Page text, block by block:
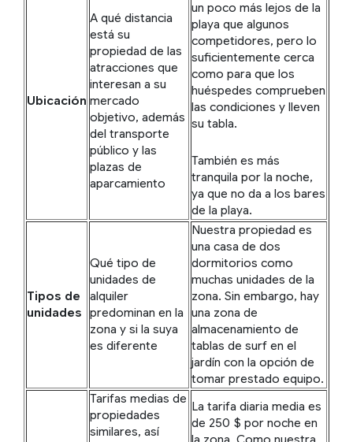
Ubicación
A qué distancia
está su
propiedad de las
atracciones que
interesan a su
mercado
objetivo, además
del transporte
público y las
plazas de
aparcamiento
un poco más lejos de la
playa que algunos
competidores, pero lo
suficientemente cerca
como para que los
huéspedes comprueben
las condiciones y lleven
su tabla.
También es más
tranquila por la noche,
ya que no da a los bares
de la playa.
Tipos de
unidades
Qué tipo de
unidades de
alquiler
predominan en la
zona y si la suya
es diferente
Nuestra propiedad es
una casa de dos
dormitorios como
muchas unidades de la
zona. Sin embargo, hay
una zona de
almacenamiento de
tablas de surf en el
jardín con la opción de
tomar prestado equipo.
Tarifas medias de
propiedades
similares, así
La tarifa diaria media es
de 250 $ por noche en